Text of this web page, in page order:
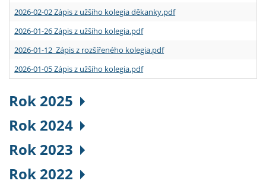
2026-02-02 Zápis z užšího kolegia děkanky.pdf
2026-01-26 Zápis z užšího kolegia.pdf
2026-01-12 Zápis z rozšířeného kolegia.pdf
2026-01-05 Zápis z užšího kolegia.pdf
Rok 2025
Rok 2024
Rok 2023
Rok 2022